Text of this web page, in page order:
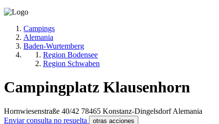
Campings
Alemania
Baden-Wurtemberg
Region Bodensee
Region Schwaben
Campingplatz Klausenhorn
Hornwiesenstraße 40/42 78465 Konstanz-Dingelsdorf Alemania
Enviar consulta no resuelta
otras acciones